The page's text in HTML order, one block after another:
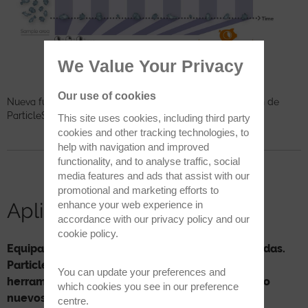
Nueva función de optimización del tiempo de integración de
ParticleScout: Ahorro de tiempo y eficaz.
Aplicaciones
Equipado con nuestras tecnologías más avanzadas.
ParticleScout cambiará sus expectativas en
herramientas para analisis de partículas creando
nuevos enfoques para sus aplicaciones.
We Value Your Privacy
Our use of cookies
This site uses cookies, including third party
cookies and other tracking technologies, to
help with navigation and improved
functionality, and to analyse traffic, social
media features and ads that assist with our
promotional and marketing efforts to
enhance your web experience in
accordance with our privacy policy and our
cookie policy.
You can update your preferences and
which cookies you see in our preference
centre.